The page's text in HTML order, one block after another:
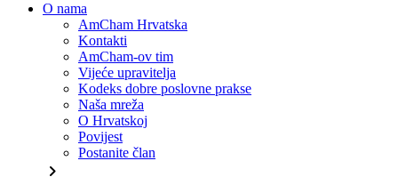
O nama
AmCham Hrvatska
Kontakti
AmCham-ov tim
Vijeće upravitelja
Kodeks dobre poslovne prakse
Naša mreža
O Hrvatskoj
Povijest
Postanite član
chevron_right